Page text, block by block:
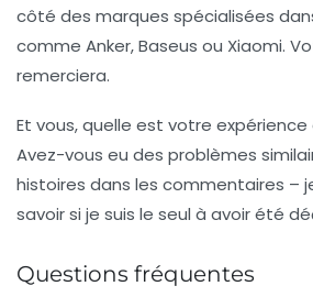
côté des marques spécialisées
comme Anker, Baseus ou Xiaomi.
remerciera.
Et vous, quelle est votre expérience
Avez-vous eu des problèmes
histoires dans les commentaires –
savoir si je suis le seul à avoir été
Questions fréquentes